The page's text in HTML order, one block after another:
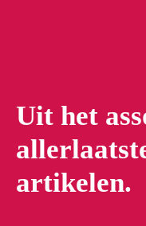
Uit het
artikelen.